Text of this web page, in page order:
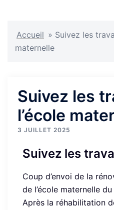
Accueil » Suivez les
maternelle
Suivez les
l’école
3 JUILLET 2025
Suivez les
Coup d’envoi de la
de l’école maternelle
Après la réhabilitation